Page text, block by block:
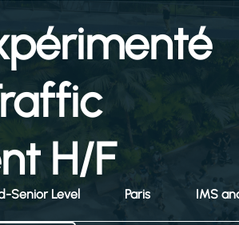
H/F
Senior Level Paris IMS